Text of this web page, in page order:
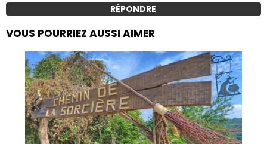
RÉPONDRE
VOUS POURRIEZ AUSSI AIMER